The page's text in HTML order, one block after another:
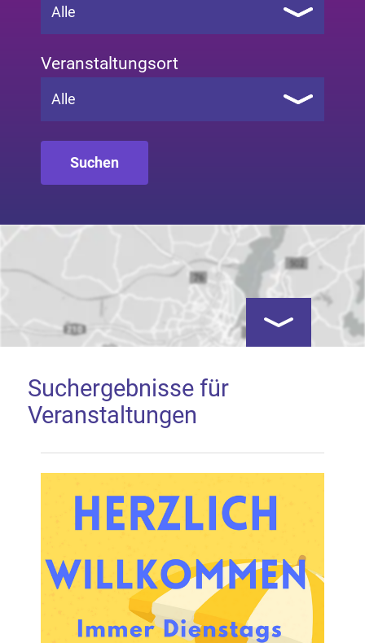
Alle
Veranstaltungsort
Alle
Google Map laden
Mit dem Laden der Karte akzeptieren Sie, dass die
Anwendung Google Maps beim Aktivieren von
Reichweitenmessung und profilbasierter Werbung.
Näheres s.zur Datenschutzerklärung
Hier können Sie Ihre Cookie-
Kartenansicht
Suchergebnisse für
Veranstaltungen